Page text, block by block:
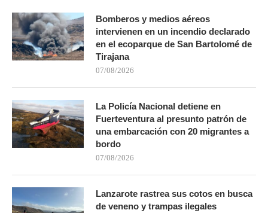
Bomberos y medios aéreos
intervienen en un incendio declarado
en el ecoparque de San Bartolomé de
Tirajana
07/08/2026
La Policía Nacional detiene en
Fuerteventura al presunto patrón de
una embarcación con 20 migrantes a
bordo
07/08/2026
Lanzarote rastrea sus cotos en busca
de veneno y trampas ilegales